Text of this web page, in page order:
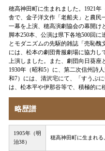
穂高神田町に生まれました。1921年
舎で、金子洋文作「老船夫」と農民
一幕を上演、穂高演劇協会の幕開け
脚本250本、公演は県下各地500回に
とモダニズムの先駆的雑誌「売恥醜
には、松本の劇団青服劇場に協力し
上演しました。また、劇団向日葵座
1930年（昭和5）に、第二次信州詩
和7）には、清沢宅にて、「すうぶ
は、松本平や伊那谷等で、積極的に
略歴譜
1905年（明
治38）
穂高神田町に生まれる